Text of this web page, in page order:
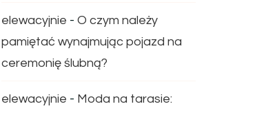
elewacyjnie - O czym należy
pamiętać wynajmując pojazd na
ceremonię ślubną?
elewacyjnie - Moda na tarasie: